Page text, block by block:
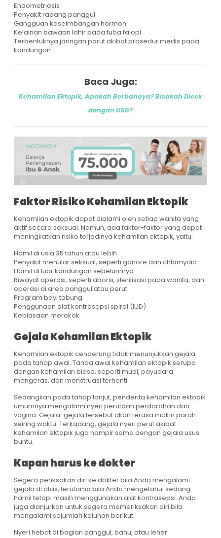
Endometriosis
Penyakit radang panggul
Gangguan keseimbangan hormon
Kelainan bawaan lahir pada tuba falopi
Terbentuknya jaringan parut akibat prosedur medis pada
kandungan
Baca Juga:
Kehamilan Ektopik, Apakah Berbahaya? Bisakah Dicek
dengan USG?
Faktor Risiko Kehamilan Ektopik
Kehamilan ektopik dapat dialami oleh setiap wanita yang
aktif secara seksual. Namun, ada faktor-faktor yang dapat
meningkatkan risiko terjadinya kehamilan ektopik, yaitu:
Hamil di usia 35 tahun atau lebih
Penyakit menular seksual, seperti gonore dan chlamydia
Hamil di luar kandungan sebelumnya
Riwayat operasi, seperti aborsi, sterilisasi pada wanita, dan
operasi di area panggul atau perut
Program bayi tabung
Penggunaan alat kontrasepsi spiral (IUD)
Kebiasaan merokok
Gejala Kehamilan Ektopik
Kehamilan ektopik cenderung tidak menunjukkan gejala
pada tahap awal. Tanda awal kehamilan ektopik serupa
dengan kehamilan biasa, seperti mual, payudara
mengeras, dan menstruasi terhenti.
Sedangkan pada tahap lanjut, penderita kehamilan ektopik
umumnya mengalami nyeri perutdan perdarahan dari
vagina. Gejala-gejala tersebut akan terasa makin parah
seiring waktu. Terkadang, gejala nyeri perut akibat
kehamilan ektopik juga hampir sama dengan gejala usus
buntu.
Kapan harus ke dokter
Segera periksakan diri ke dokter bila Anda mengalami
gejala di atas, terutama bila Anda mengetahui sedang
hamil tetapi masih menggunakan alat kontrasepsi. Anda
juga dianjurkan untuk segera memeriksakan diri bila
mengalami sejumlah keluhan berikut:
Nyeri hebat di bagian panggul, bahu, atau leher